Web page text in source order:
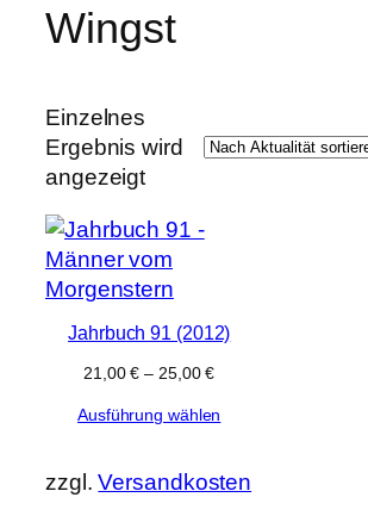
Wingst
Einzelnes
Ergebnis wird
angezeigt
Jahrbuch 91 (2012)
21,00€ – 25,00€
Ausführung wählen
zzgl.Versandkosten